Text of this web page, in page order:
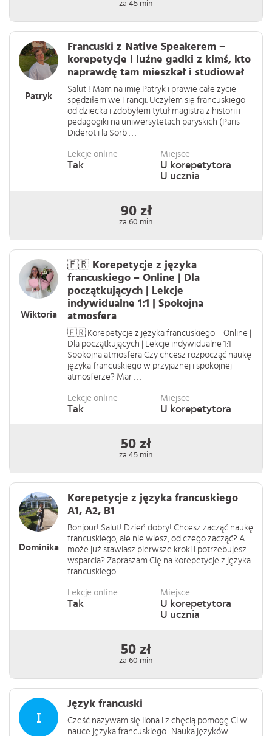
za 45 min
Patryk
Francuski z Native Speakerem –
korepetycje i luźne gadki z kimś, kto
naprawdę tam mieszkał i studiował
Salut ! Mam na imię Patryk i prawie całe życie
spędziłem we Francji. Uczyłem się francuskiego
od dziecka i zdobyłem tytuł magistra z historii i
pedagogiki na uniwersytetach paryskich (Paris
Diderot i la Sorb . . .
Lekcje online
Tak
Miejsce
U korepetytora
U ucznia
90 zł
za 60 min
Wiktoria
🇫🇷 Korepetycje z języka
francuskiego – Online | Dla
początkujących | Lekcje
indywidualne 1:1 | Spokojna
atmosfera
🇫🇷 Korepetycje z języka francuskiego – Online |
Dla początkujących | Lekcje indywidualne 1:1 |
Spokojna atmosfera Czy chcesz rozpocząć naukę
języka francuskiego w przyjaznej i spokojnej
atmosferze? Mar . . .
Lekcje online
Tak
Miejsce
U korepetytora
50 zł
za 45 min
Dominika
Korepetycje z języka francuskiego
A1, A2, B1
Bonjour! Salut! Dzień dobry! Chcesz zacząć naukę
francuskiego, ale nie wiesz, od czego zacząć? A
może już stawiasz pierwsze kroki i potrzebujesz
wsparcia? Zapraszam Cię na korepetycje z języka
francuskiego . . .
Lekcje online
Tak
Miejsce
U korepetytora
U ucznia
50 zł
za 60 min
Język francuski
Cześć nazywam się Ilona i z chęcią pomogę Ci w
nauce języka francuskiego . Nauka języków